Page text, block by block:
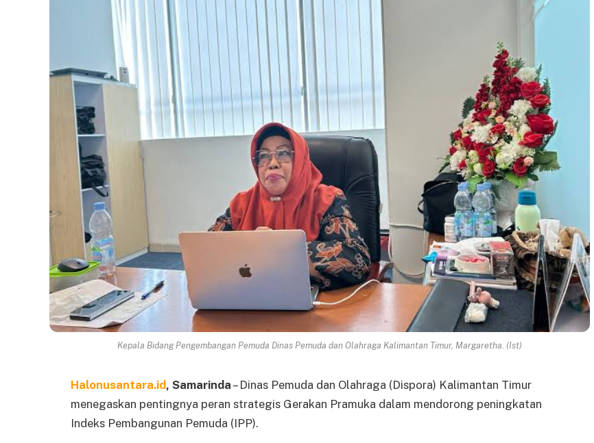
Kepala Bidang Pengembangan Pemuda Dinas Pemuda dan Olahraga Kalimantan Timur, Margaretha. (Ist)
Halonusantara.id, Samarinda – Dinas Pemuda dan Olahraga (Dispora) Kalimantan Timur
menegaskan pentingnya peran strategis Gerakan Pramuka dalam mendorong peningkatan
Indeks Pembangunan Pemuda (IPP).